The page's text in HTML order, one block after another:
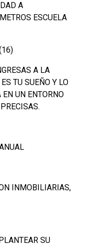
A
ESCUELA
A LA
TU SUEÑO Y LO
UN ENTORNO
INMOBILIARIAS,
SU